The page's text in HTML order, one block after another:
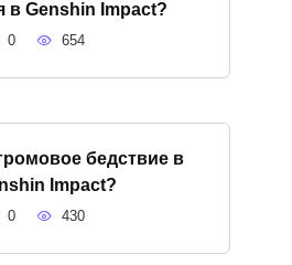
в Genshin Impact?
0 654
бедствие в
Impact?
0 430